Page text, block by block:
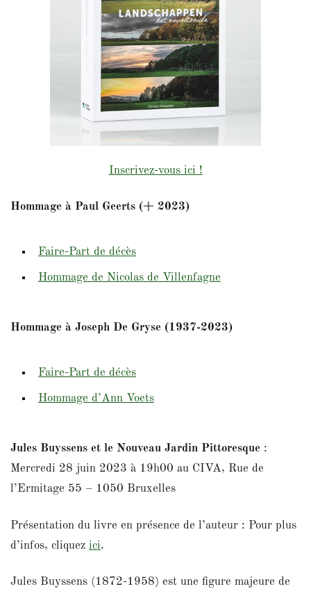
Inscrivez-vous ici !
Hommage à Paul Geerts (+ 2023)
Faire-Part de décès
Hommage de Nicolas de Villenfagne
Hommage à Joseph De Gryse (1937-2023)
Faire-Part de décès
Hommage d’Ann Voets
Jules Buyssens et le Nouveau Jardin Pittoresque :
Mercredi 28 juin 2023 à 19h00 au CIVA, Rue de
l’Ermitage 55 – 1050 Bruxelles
Présentation du livre en présence de l’auteur : Pour plus
d’infos, cliquez ici.
Jules Buyssens (1872-1958) est une figure majeure de